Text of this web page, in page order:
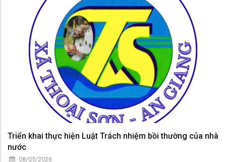
Triển khai thực hiện Luật Trách nhiệm bồi thường của nhà
nước
08/05/2026